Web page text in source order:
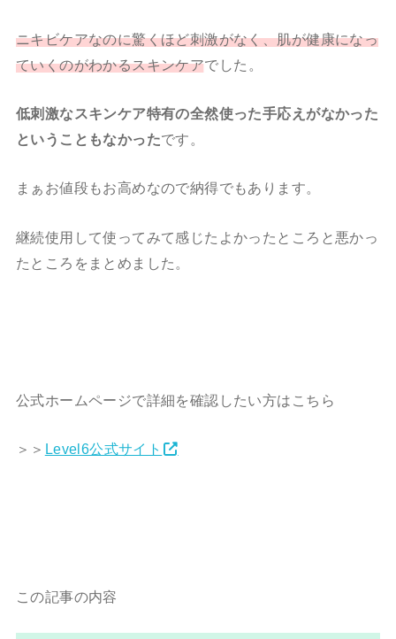
ニキビケアなのに驚くほど刺激がなく、肌が健康になっ
ていくのがわかるスキンケアでした。
低刺激なスキンケア特有の全然使った手応えがなかった
ということもなかったです。
まぁお値段もお高めなので納得でもあります。
継続使用して使ってみて感じたよかったところと悪かっ
たところをまとめました。
公式ホームページで詳細を確認したい方はこちら
＞＞ Level6公式サイト
この記事の内容